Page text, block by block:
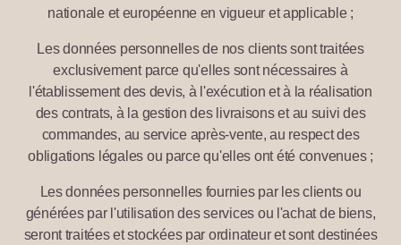
nationale et européenne en vigueur et applicable ;
Les données personnelles de nos clients sont traitées
exclusivement parce qu'elles sont nécessaires à
l'établissement des devis, à l'exécution et à la réalisation
des contrats, à la gestion des livraisons et au suivi des
commandes, au service après-vente, au respect des
obligations légales ou parce qu'elles ont été convenues ;
Les données personnelles fournies par les clients ou
générées par l'utilisation des services ou l'achat de biens,
seront traitées et stockées par ordinateur et sont destinées